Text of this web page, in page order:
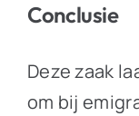
Conclusie
Deze zaak
om bij